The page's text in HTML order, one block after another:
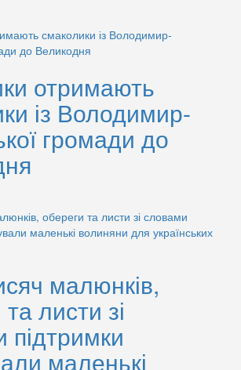
отримають
із Володимир-
громади до
малюнків,
листи зі
підтримки
маленькі